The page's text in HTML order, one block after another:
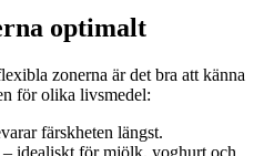
optimalt
zonerna är det bra att känna
för olika livsmedel:
färskheten längst.